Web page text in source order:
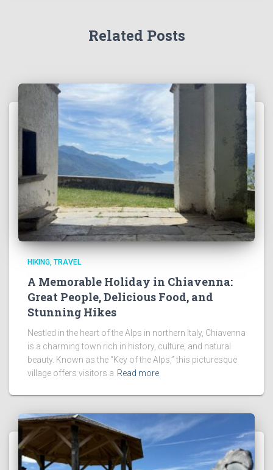
Related Posts
HIKING TRAVEL
A Memorable Holiday in Chiavenna:
Great People, Delicious Food, and
Stunning Hikes
Nestled in the heart of the Alps in northern Italy, Chiavenna
is a charming town rich in history, culture, and natural
beauty. Known as the “Key of the Alps,” this picturesque
village offers visitors a Read more